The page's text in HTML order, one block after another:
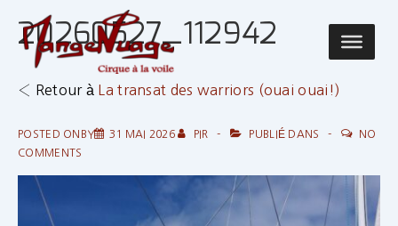
passer
principal
Main
20260527_112942
‹ Retour à La transat des warriors (ouai ouai!)
POSTED ONBY 31 MAI 2026 PIR PUBLIÉ DANS
NO
COMMENTS